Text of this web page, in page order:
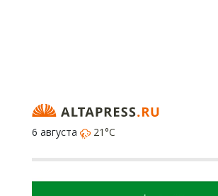
6 августа
21°C